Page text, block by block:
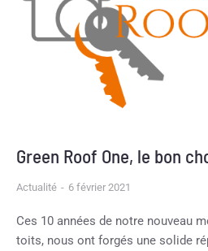
Green Roof One, le bon
Actualité 6 février 2021
Ces 10 années de notre nouveau
toits, nous ont forgés une solide